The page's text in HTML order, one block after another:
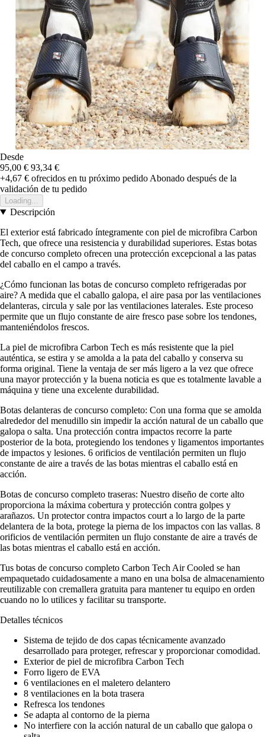
Desde
95,00 € 93,34 €
+4,67 € ofrecidos en tu próximo pedido Abonado después de la
validación de tu pedido
Loading...
Descripción
El exterior está fabricado íntegramente con piel de microfibra Carbon
Tech, que ofrece una resistencia y durabilidad superiores. Estas botas
de concurso completo ofrecen una protección excepcional a las patas
del caballo en el campo a través.
¿Cómo funcionan las botas de concurso completo refrigeradas por
aire? A medida que el caballo galopa, el aire pasa por las ventilaciones
delanteras, circula y sale por las ventilaciones laterales. Este proceso
permite que un flujo constante de aire fresco pase sobre los tendones,
manteniéndolos frescos.
La piel de microfibra Carbon Tech es más resistente que la piel
auténtica, se estira y se amolda a la pata del caballo y conserva su
forma original. Tiene la ventaja de ser más ligero a la vez que ofrece
una mayor protección y la buena noticia es que es totalmente lavable a
máquina y tiene una excelente durabilidad.
Botas delanteras de concurso completo: Con una forma que se amolda
alrededor del menudillo sin impedir la acción natural de un caballo que
galopa o salta. Una protección contra impactos recorre la parte
posterior de la bota, protegiendo los tendones y ligamentos importantes
de impactos y lesiones. 6 orificios de ventilación permiten un flujo
constante de aire a través de las botas mientras el caballo está en
acción.
Botas de concurso completo traseras: Nuestro diseño de corte alto
proporciona la máxima cobertura y protección contra golpes y
arañazos. Un protector contra impactos court a lo largo de la parte
delantera de la bota, protege la pierna de los impactos con las vallas. 8
orificios de ventilación permiten un flujo constante de aire a través de
las botas mientras el caballo está en acción.
Tus botas de concurso completo Carbon Tech Air Cooled se han
empaquetado cuidadosamente a mano en una bolsa de almacenamiento
reutilizable con cremallera gratuita para mantener tu equipo en orden
cuando no lo utilices y facilitar su transporte.
Detalles técnicos
Sistema de tejido de dos capas técnicamente avanzado
desarrollado para proteger, refrescar y proporcionar comodidad.
Exterior de piel de microfibra Carbon Tech
Forro ligero de EVA
6 ventilaciones en el maletero delantero
8 ventilaciones en la bota trasera
Refresca los tendones
Se adapta al contorno de la pierna
No interfiere con la acción natural de un caballo que galopa o